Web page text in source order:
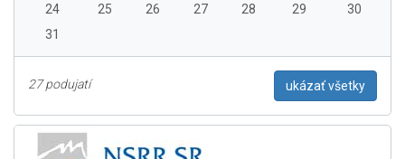
24
25 26 27 28 29
30
31
27 podujatí ukázať všetky